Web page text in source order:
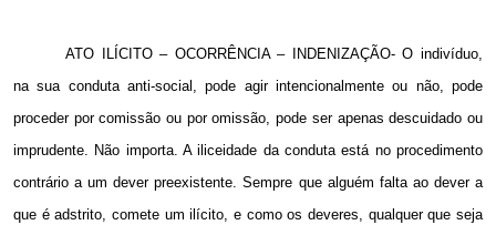
ATO ILÍCITO – OCORRÊNCIA – INDENIZAÇÃO- O indivíduo,
na sua conduta anti-social, pode agir intencionalmente ou não, pode
proceder por comissão ou por omissão, pode ser apenas descuidado ou
imprudente. Não importa. A iliceidade da conduta está no procedimento
contrário a um dever preexistente. Sempre que alguém falta ao dever a
que é adstrito, comete um ilícito, e como os deveres, qualquer que seja